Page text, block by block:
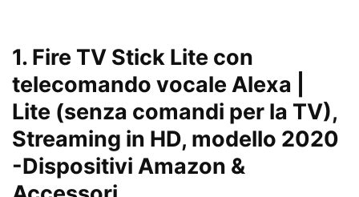
1. Fire TV Stick Lite con
telecomando vocale Alexa |
Lite (senza comandi per la TV),
Streaming in HD, modello 2020
-Dispositivi Amazon &